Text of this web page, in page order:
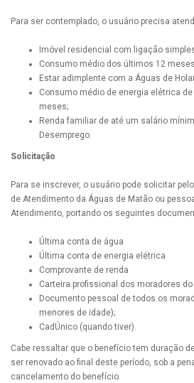
Para ser contemplado, o usuário precisa
Imóvel residencial com ligação
Consumo médio dos últimos 12
Estar adimplente com a Águas de
Consumo médio de energia elétrica
meses;
Renda familiar de até um salário
Desemprego.
Solicitação
Para se inscrever, o usuário pode solicitar
de Atendimento da Águas de Matão ou
Atendimento, portando os seguintes
Última conta de água
Última conta de energia elétrica
Comprovante de renda
Carteira profissional dos moradores
Documento pessoal de todos os
menores de idade);
CadÚnico (quando tiver).
Cabe ressaltar que o benefício tem duração
ser renovado ao final deste período, sob a
cancelamento do benefício.